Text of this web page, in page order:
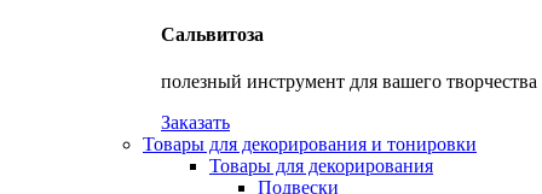
Сальвитоза
полезный инструмент для вашего творчества
Заказать
Товары для декорирования и тонировки
Товары для декорирования
Подвески